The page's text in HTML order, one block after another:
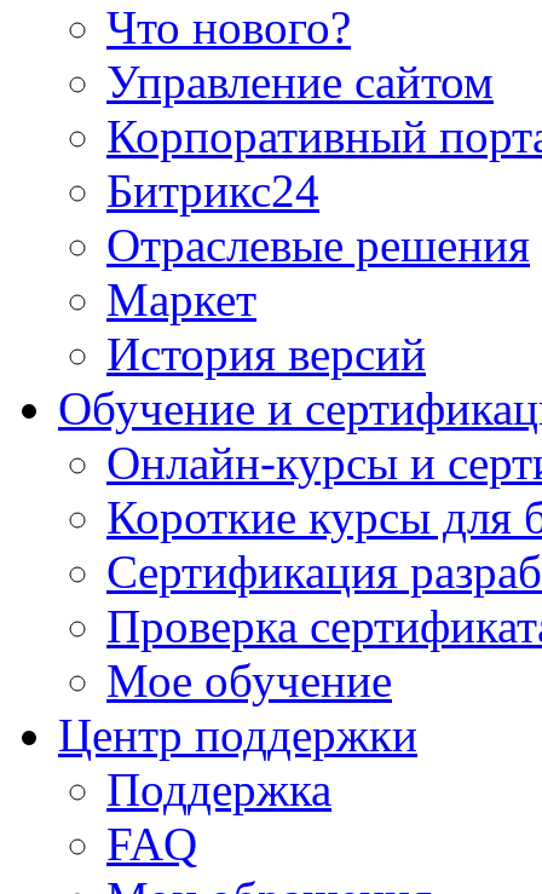
Что нового?
Управление сайтом
Корпоративный
Битрикс24
Отраслевые решения
Маркет
История версий
Обучение и
Онлайн-курсы и
Короткие курсы для
Сертификация
Проверка
Мое обучение
Центр поддержки
Поддержка
FAQ